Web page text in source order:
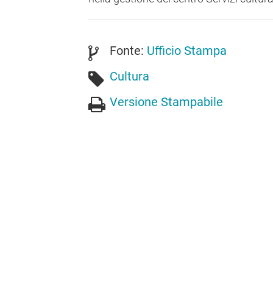
Fonte: Ufficio Stampa
Cultura
Versione Stampabile